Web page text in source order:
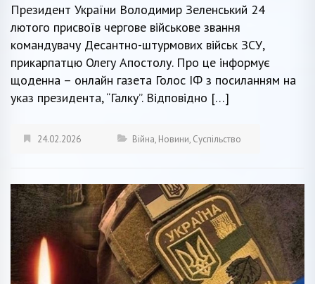
Президент України Володимир Зеленський 24
лютого присвоїв чергове військове звання
командувачу Десантно-штурмових військ ЗСУ,
прикарпатцю Олегу Апостолу. Про це інформує
щоденна – онлайн газета Голос ІФ з посиланням на
указ президента, “Галку”. Відповідно […]
24.02.2026 Війна, Новини, Суспільство